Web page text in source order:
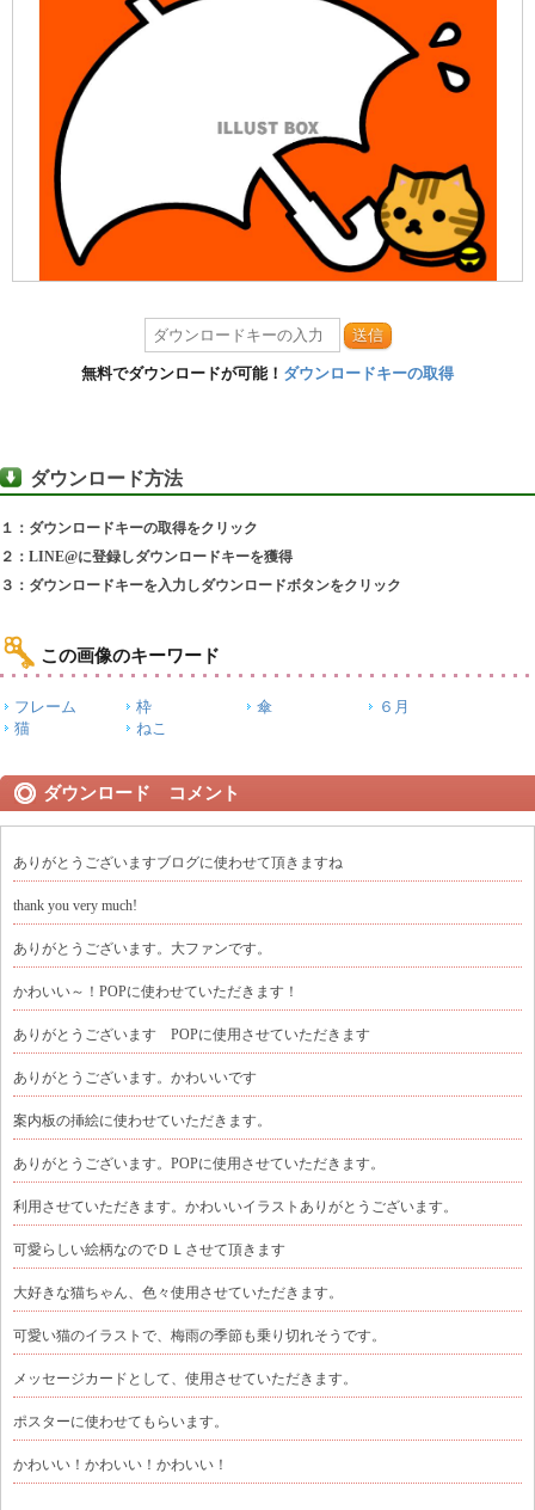
送信
無料でダウンロードが可能！ ダウンロードキーの取得
ダウンロード方法
１：ダウンロードキーの取得をクリック
２：LINE@に登録しダウンロードキーを獲得
３：ダウンロードキーを入力しダウンロードボタンをクリック
この画像のキーワード
フレーム 枠 傘
６月
猫
ねこ
ダウンロード コメント
ありがとうございますブログに使わせて頂きますね
thank you very much!
ありがとうございます。大ファンです。
かわいい～！POPに使わせていただきます！
ありがとうございます POPに使用させていただきます
ありがとうございます。かわいいです
案内板の挿絵に使わせていただきます。
ありがとうございます。POPに使用させていただきます。
利用させていただきます。かわいいイラストありがとうございます。
可愛らしい絵柄なのでＤＬさせて頂きます
大好きな猫ちゃん、色々使用させていただきます。
可愛い猫のイラストで、梅雨の季節も乗り切れそうです。
メッセージカードとして、使用させていただきます。
ポスターに使わせてもらいます。
かわいい！かわいい！かわいい！